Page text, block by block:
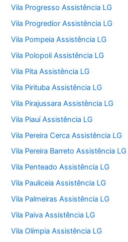
Vila Progresso Assistência LG
Vila Progredior Assistência LG
Vila Pompeia Assistência LG
Vila Polopoli Assistência LG
Vila Pita Assistência LG
Vila Pirituba Assistência LG
Vila Pirajussara Assistência LG
Vila Piauí Assistência LG
Vila Pereira Cerca Assistência LG
Vila Pereira Barreto Assistência LG
Vila Penteado Assistência LG
Vila Pauliceia Assistência LG
Vila Palmeiras Assistência LG
Vila Paiva Assistência LG
Vila Olímpia Assistência LG